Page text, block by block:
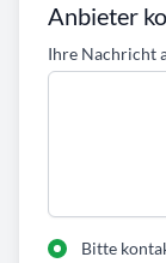
Anbieter
Ihre Nachricht
Bitte